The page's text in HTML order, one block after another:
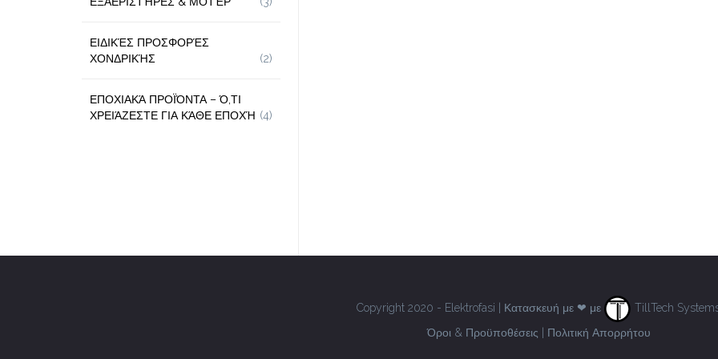
ΕΙΔΙΚΈΣ ΠΡΟΣΦΟΡΈΣ
ΧΟΝΔΡΙΚΉΣ
(2)
ΕΠΟΧΙΑΚΆ ΠΡΟΪΌΝΤΑ – Ό,ΤΙ
ΧΡΕΙΆΖΕΣΤΕ ΓΙΑ ΚΆΘΕ ΕΠΟΧΉ (4)
Copyright 2020 - Elektrofasi | Κατασκευή με ❤ με
TillTech
Όροι & Προϋποθέσεις
Πολιτική Απορρήτου